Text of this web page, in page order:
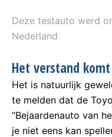
Deze testauto werd
Nederland
Het verstand komt
Het is natuurlijk
te melden dat de
“Bejaardenauto van
je niet eens kan